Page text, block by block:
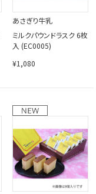
あさぎり牛乳
ミルクパウンドラスク 6枚
入 (EC0005)
¥1,080